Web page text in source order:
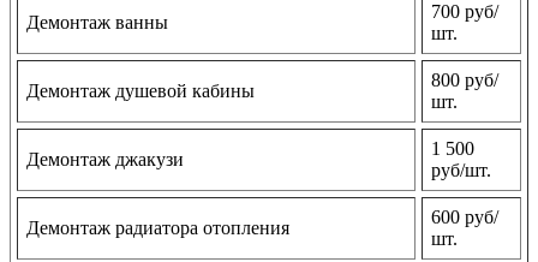
Демонтаж ванны
700 руб/
шт.
Демонтаж душевой кабины
800 руб/
шт.
Демонтаж джакузи
1 500
руб/шт.
Демонтаж радиатора отопления
600 руб/
шт.